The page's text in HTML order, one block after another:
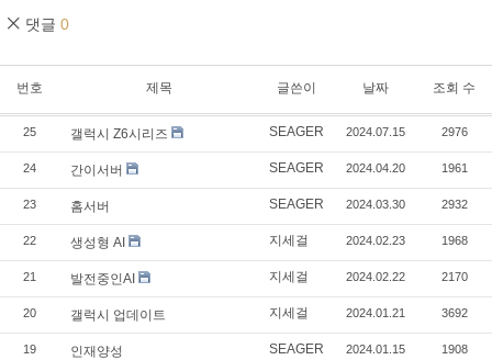
댓글 0
번호 제목 글쓴이 날짜 조회 수
25 갤럭시 Z6시리즈 SEAGER 2024.07.15 2976
24 간이서버 SEAGER 2024.04.20 1961
23 홈서버 SEAGER 2024.03.30 2932
22 생성형 AI 지세걸 2024.02.23 1968
21 발전중인AI 지세걸 2024.02.22 2170
20 갤럭시 업데이트 지세걸 2024.01.21 3692
19 인재양성 SEAGER 2024.01.15 1908